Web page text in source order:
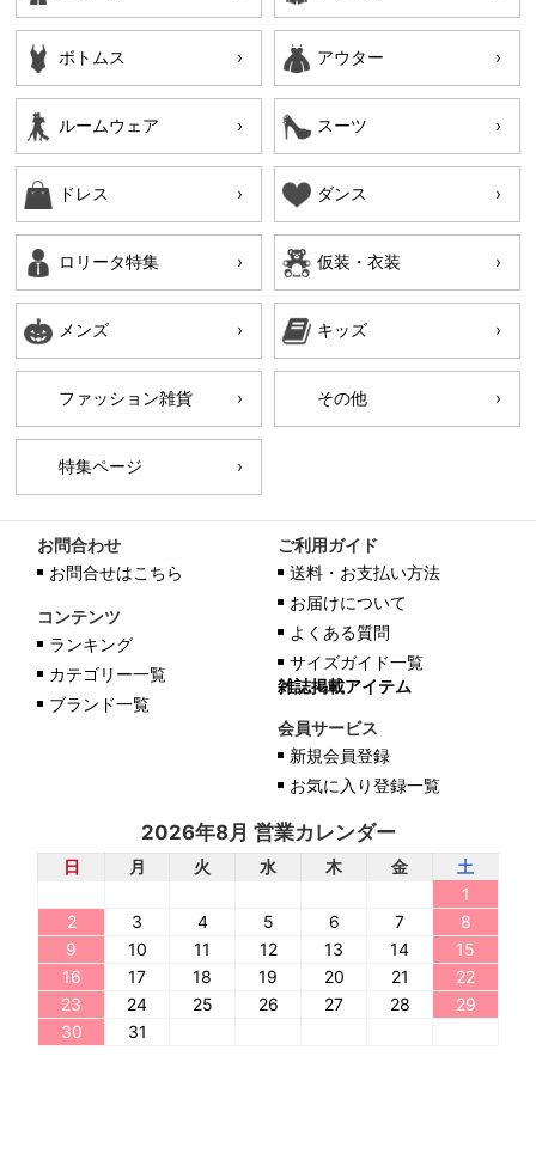
ボトムス アウター
ルームウェア スーツ
ドレス ダンス
ロリータ特集 仮装・衣装
メンズ キッズ
ファッション雑貨 その他
特集ページ
お問合わせ
お問合せはこちら
コンテンツ
ランキング
カテゴリー一覧
ブランド一覧
ご利用ガイド
送料・お支払い方法
お届けについて
よくある質問
サイズガイド一覧
雑誌掲載アイテム
会員サービス
新規会員登録
お気に入り登録一覧
2026年8月 営業カレンダー
日 月 火 水 木 金
土
1
2
3 4 5 6 7
8
9
10 11 12 13 14
15
16
17 18 19 20 21
22
23
24 25 26 27 28
29
30
31